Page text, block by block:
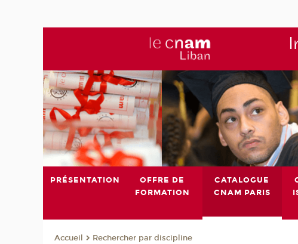
PRÉSENTATION
OFFRE DE
FORMATION
CATALOGUE
CNAM PARIS
Accueil Rechercher par discipline